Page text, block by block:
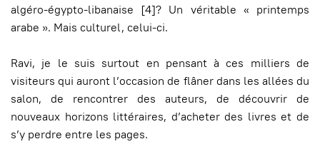
algéro-égypto-libanaise [4]? Un véritable « printemps
arabe ». Mais culturel, celui-ci.
Ravi, je le suis surtout en pensant à ces milliers de
visiteurs qui auront l’occasion de flâner dans les allées du
salon, de rencontrer des auteurs, de découvrir de
nouveaux horizons littéraires, d’acheter des livres et de
s’y perdre entre les pages.